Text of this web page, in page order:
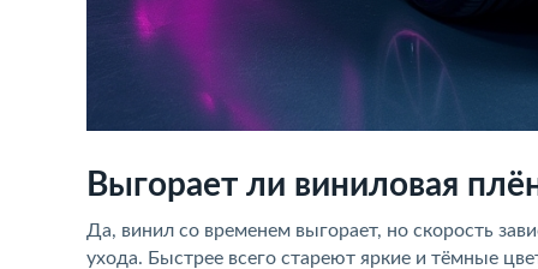
Выгорает ли виниловая
Да, винил со временем выгорает, но скорость
ухода. Быстрее всего стареют яркие и тёмные